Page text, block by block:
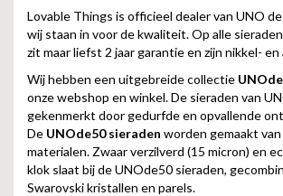
Lovable Things is officieel dealer van UNO
wij staan in voor de kwaliteit. Op alle
zit maar liefst 2 jaar garantie en zijn nikkel- en
Wij hebben een uitgebreide collectie
onze webshop en winkel. De sieraden van
gekenmerkt door gedurfde en opvallende
De UNOde50 sieraden worden gemaakt
materialen. Zwaar verzilverd (15 micron) en
klok slaat bij de UNOde50 sieraden,
Swarovski kristallen en parels.